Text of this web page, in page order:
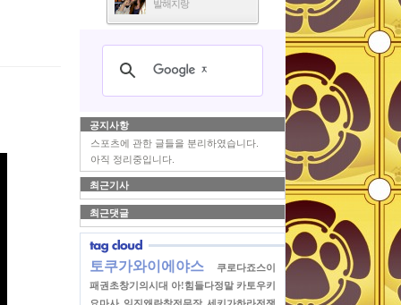
발해지랑
공지사항
스포츠에 관한 글들을 분리하였습니다.
아직 정리중입니다.
최근기사
최근댓글
토쿠가와이에야스
쿠로다죠스이
패권초창기의시대 아!힘들다정말 카토우키